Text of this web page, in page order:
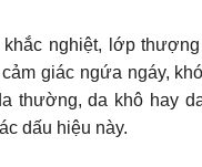
nghiệt, lớp
giác ngứa ngáy,
thường, da khô hay
dấu hiệu này.